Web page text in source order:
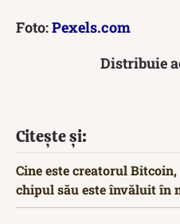
Foto:Pexels.com
Distribuie
Citește și:
Cine este creatorul
chipul său este învăluit în